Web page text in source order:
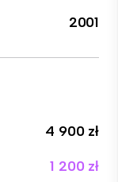
2001
4 900 zł
1 200 zł